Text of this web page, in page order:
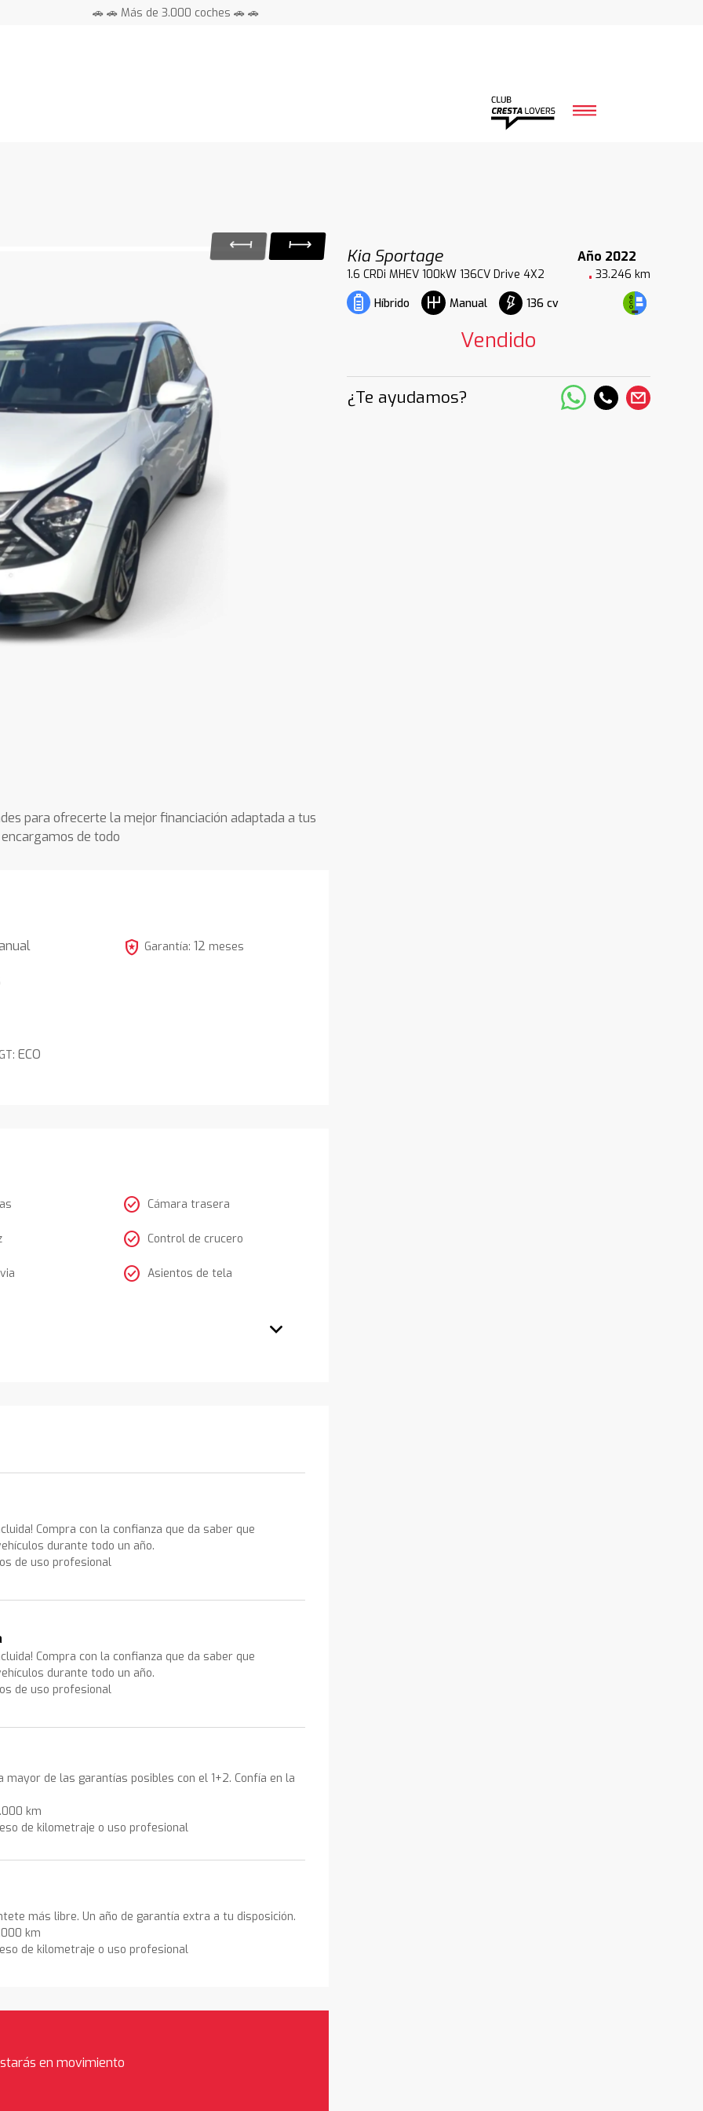
🚗 🚗 Más de 3.000 coches 🚗 🚗
Kia Sportage
Año 2022
1.6 CRDi MHEV 100kW 136CV Drive 4X2
33.246 km
Híbrido
Manual 136 cv
Vendido
¿Te ayudamos?
para ofrecerte la mejor financiación adaptada a tus
de todo
ECO
local_police Garantía: 12 meses
check_circle Cámara trasera
check_circle Control de crucero
check_circle Asientos de tela
Compra con la confianza que da saber que
durante todo un año.
de uso profesional
Compra con la confianza que da saber que
durante todo un año.
de uso profesional
mayor de las garantías posibles con el 1+2. Confía en la
km
de kilometraje o uso profesional
más libre. Un año de garantía extra a tu disposición.
km
de kilometraje o uso profesional
en movimiento